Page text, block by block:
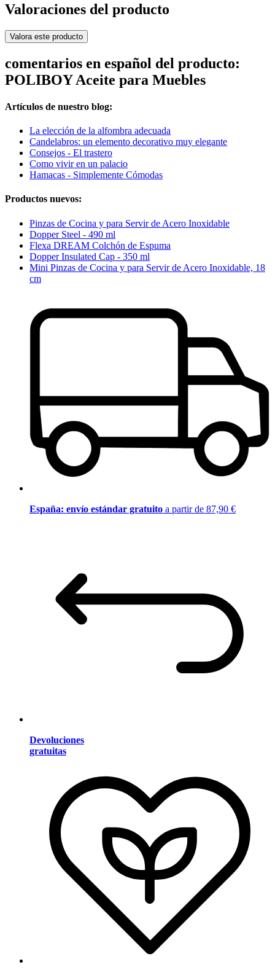
Valoraciones del producto
Valora este producto
comentarios en español del producto:
POLIBOY Aceite para Muebles
Artículos de nuestro blog:
La elección de la alfombra adecuada
Candelabros: un elemento decorativo muy elegante
Consejos - El trastero
Como vivir en un palacio
Hamacas - Simplemente Cómodas
Productos nuevos:
Pinzas de Cocina y para Servir de Acero Inoxidable
Dopper Steel - 490 ml
Flexa DREAM Colchón de Espuma
Dopper Insulated Cap - 350 ml
Mini Pinzas de Cocina y para Servir de Acero Inoxidable, 18
cm
España: envío estándar gratuito a partir de 87,90 €
Devoluciones
gratuitas